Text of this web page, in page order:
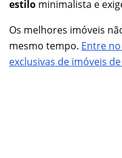
estilo minimalista e
Os melhores imóveis
mesmo tempo. Entre
exclusivas de imóveis